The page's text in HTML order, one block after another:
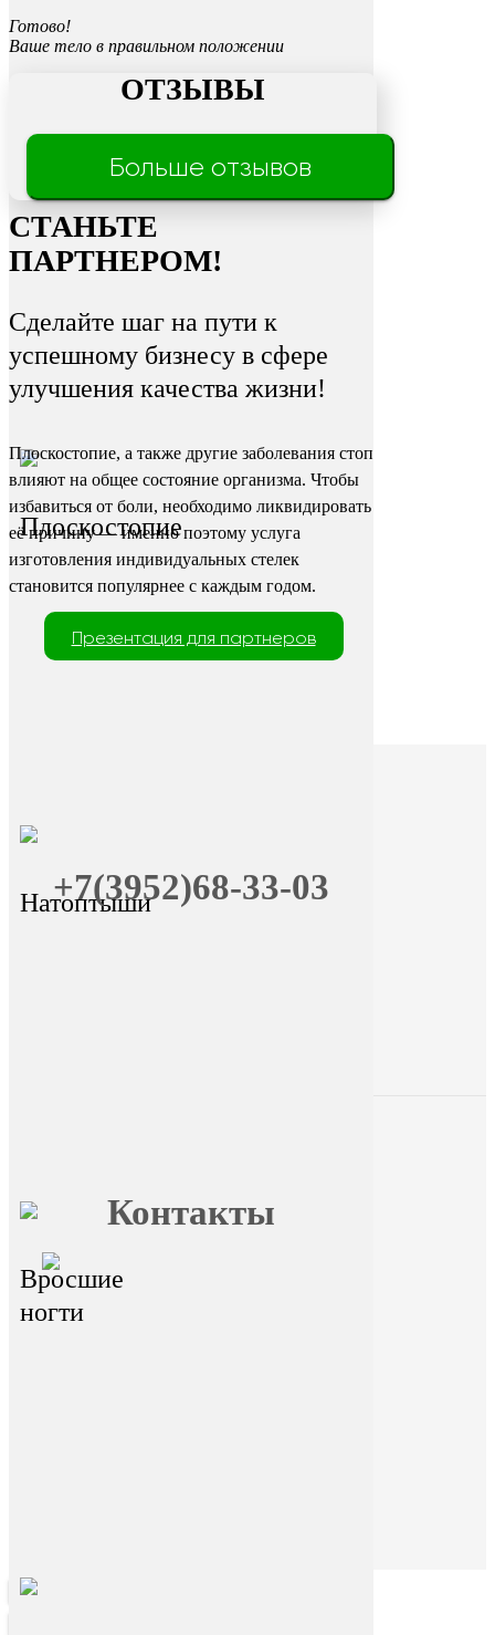
Трещины
на пятках
Плоскостопие
Натоптыши
Вросшие
ногти
Готово!
Ваше тело в правильном положении
ОТЗЫВЫ
Больше отзывов
СТАНЬТЕ
ПАРТНЕРОМ!
Сделайте шаг на пути к
успешному бизнесу в сфере
улучшения качества жизни!
Плоскостопие, а также другие заболевания стоп
влияют на общее состояние организма. Чтобы
избавиться от боли, необходимо ликвидировать
её причину — именно поэтому услуга
изготовления индивидуальных стелек
становится популярнее с каждым годом.
Презентация для партнеров
+7(3952)68-33-03
Контакты
баннер с адресом)
Горячая линия